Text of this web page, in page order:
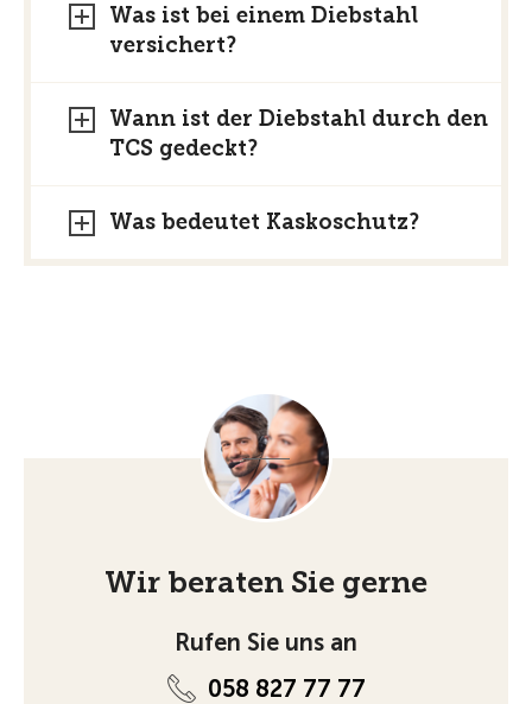
Was ist bei einem Diebstahl
versichert?
Wann ist der Diebstahl durch den
TCS gedeckt?
Was bedeutet Kaskoschutz?
Wir beraten Sie gerne
Rufen Sie uns an
058 827 77 77